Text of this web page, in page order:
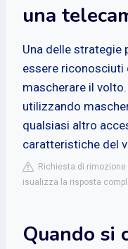
una
Una delle strategie
essere riconosciuti
mascherare il
utilizzando
qualsiasi altro
caratteristiche del
Richiesta di
isualizza la risposta
Quando si